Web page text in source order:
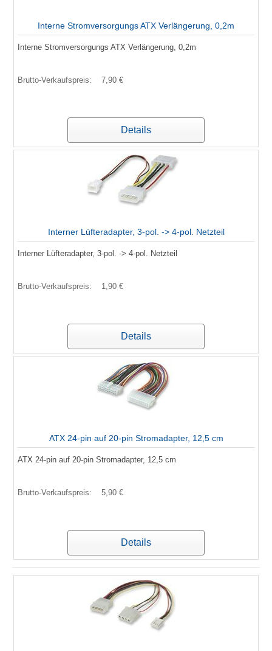
Interne Stromversorgungs ATX Verlängerung, 0,2m
Interne Stromversorgungs ATX Verlängerung, 0,2m
Brutto-Verkaufspreis: 7,90 €
Details
Interner Lüfteradapter, 3-pol. -> 4-pol. Netzteil
Interner Lüfteradapter, 3-pol. -> 4-pol. Netzteil
Brutto-Verkaufspreis: 1,90 €
Details
ATX 24-pin auf 20-pin Stromadapter, 12,5 cm
ATX 24-pin auf 20-pin Stromadapter, 12,5 cm
Brutto-Verkaufspreis: 5,90 €
Details